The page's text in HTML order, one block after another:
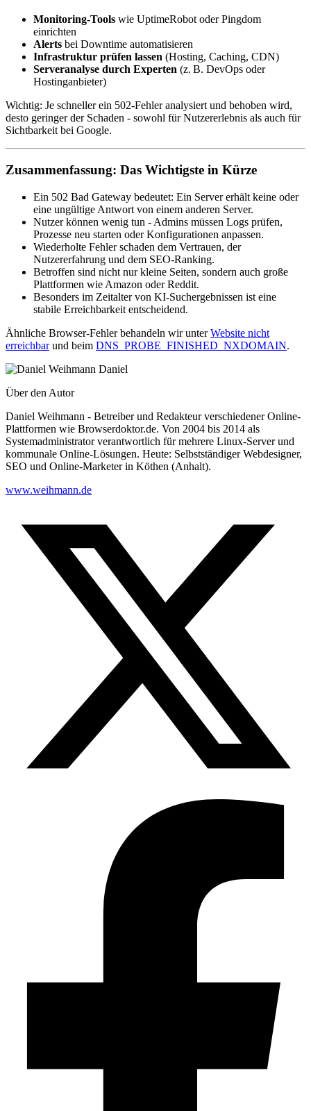
Monitoring-Tools wie UptimeRobot oder Pingdom
einrichten
Alerts bei Downtime automatisieren
Infrastruktur prüfen lassen (Hosting, Caching, CDN)
Serveranalyse durch Experten (z. B. DevOps oder
Hostinganbieter)
Wichtig: Je schneller ein 502-Fehler analysiert und behoben wird,
desto geringer der Schaden - sowohl für Nutzererlebnis als auch für
Sichtbarkeit bei Google.
Zusammenfassung: Das Wichtigste in Kürze
Ein 502 Bad Gateway bedeutet: Ein Server erhält keine oder
eine ungültige Antwort von einem anderen Server.
Nutzer können wenig tun - Admins müssen Logs prüfen,
Prozesse neu starten oder Konfigurationen anpassen.
Wiederholte Fehler schaden dem Vertrauen, der
Nutzererfahrung und dem SEO-Ranking.
Betroffen sind nicht nur kleine Seiten, sondern auch große
Plattformen wie Amazon oder Reddit.
Besonders im Zeitalter von KI-Suchergebnissen ist eine
stabile Erreichbarkeit entscheidend.
Ähnliche Browser-Fehler behandeln wir unterWebsite nicht
erreichbarund beim DNS_PROBE_FINISHED_NXDOMAIN.
Daniel
Über den Autor
Daniel Weihmann - Betreiber und Redakteur verschiedener Online-
Plattformen wie Browserdoktor.de. Von 2004 bis 2014 als
Systemadministrator verantwortlich für mehrere Linux-Server und
kommunale Online-Lösungen. Heute: Selbstständiger Webdesigner,
SEO und Online-Marketer in Köthen (Anhalt).
www.weihmann.de